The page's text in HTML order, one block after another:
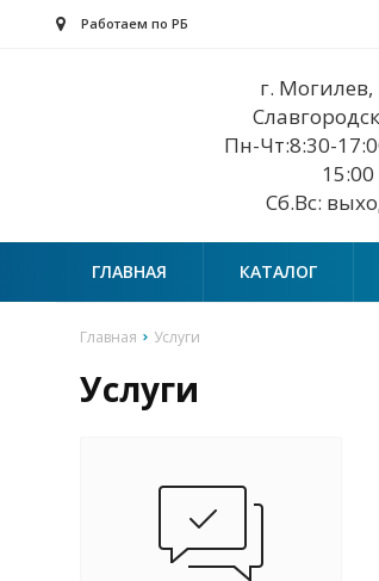
Работаем по РБ
г. Могилев,
Пн-Чт:8:30-
15:00
Сб.Вс:
ГЛАВНАЯ КАТАЛОГ
Главная Услуги
Услуги